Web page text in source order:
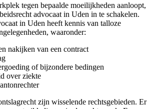
tegen bepaalde moeilijkheden aanloopt,
advocaat in Uden in te schakelen.
in Uden heeft kennis van talloze
waaronder:
nakijken van een contract
of bijzondere bedingen
over ziekte
zijn wisselende rechtsgebieden. Er